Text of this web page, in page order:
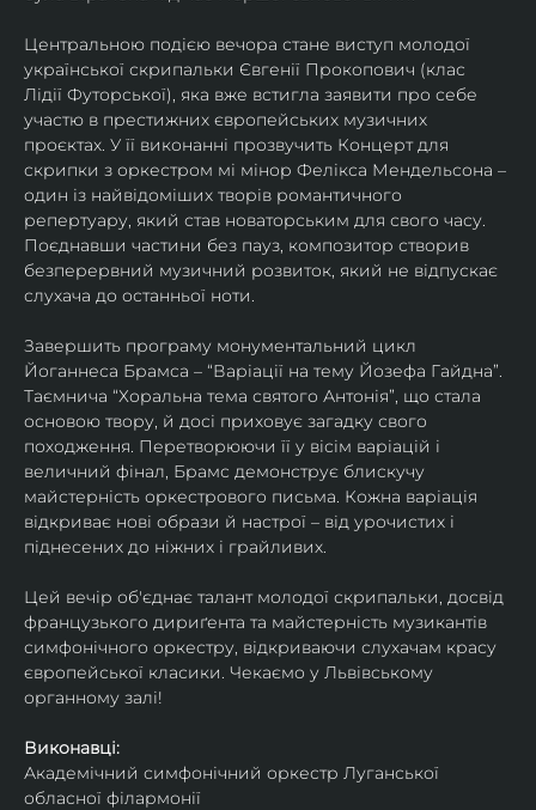
Центральною подією вечора стане виступ молодої
української скрипальки Євгенії Прокопович (клас
Лідії Футорської), яка вже встигла заявити про себе
участю в престижних європейських музичних
проєктах. У її виконанні прозвучить Концерт для
скрипки з оркестром мі мінор Фелікса Мендельсона –
один із найвідоміших творів романтичного
репертуару, який став новаторським для свого часу.
Поєднавши частини без пауз, композитор створив
безперервний музичний розвиток, який не відпускає
слухача до останньої ноти.
Завершить програму монументальний цикл
Йоганнеса Брамса – “Варіації на тему Йозефа Гайдна”.
Таємнича “Хоральна тема святого Антонія”, що стала
основою твору, й досі приховує загадку свого
походження. Перетворюючи її у вісім варіацій і
величний фінал, Брамс демонструє блискучу
майстерність оркестрового письма. Кожна варіація
відкриває нові образи й настрої – від урочистих і
піднесених до ніжних і грайливих.
Цей вечір об'єднає талант молодої скрипальки, досвід
французького дириґента та майстерність музикантів
симфонічного оркестру, відкриваючи слухачам красу
європейської класики. Чекаємо у Львівському
органному залі!
Виконавці:
Академічний симфонічний оркестр Луганської
обласної філармонії